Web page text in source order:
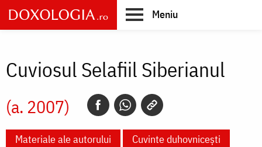
Skip
to
main
Meniu
Cuviosul Selafiil Siberianul
(a. 2007)
Materiale ale autorului
Cuvinte duhovnicești